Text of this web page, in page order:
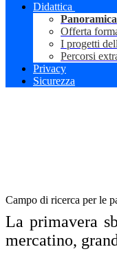
Didattica
Panoramica
Offerta
I progetti
Percorsi
Privacy
Sicurezza
Campo di ricerca per le
La primavera
mercatino,